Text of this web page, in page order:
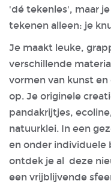
'dé tekenles', maar
tekenen alleen: je
Je maakt leuke,
verschillende
vormen van kunst
op. Je originele
pandakrijtjes,
natuurklei. In een
en onder individuele
ontdek je al deze
een vrijblijvende